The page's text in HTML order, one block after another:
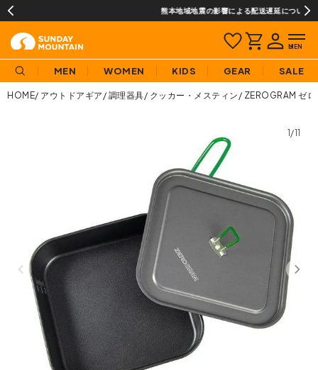
熊本地域地震の影響による配送遅延について
MEN WOMEN KIDS GEAR SALE
HOME アウトドアギア 調理器具 クッカー・メスティン ZEROGRAM ゼ
1/11